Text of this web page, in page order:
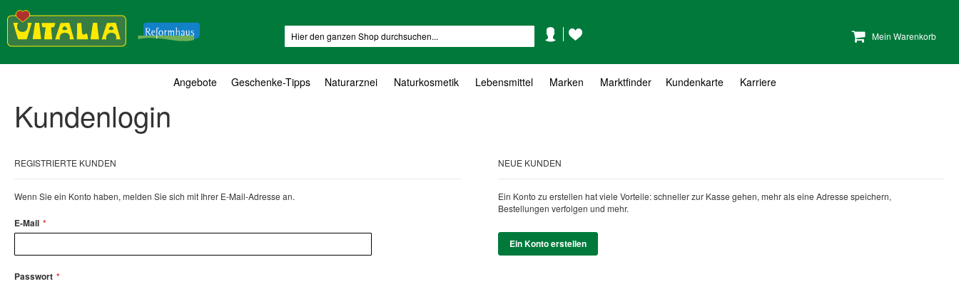
Mein Warenkorb
KontoWunschzettel
Angebote Geschenke-Tipps Naturarznei Naturkosmetik Lebensmittel Marken Marktfinder Kundenkarte Karriere
Kundenlogin
REGISTRIERTE KUNDEN
Wenn Sie ein Konto haben, melden Sie sich mit Ihrer E-Mail-Adresse an.
E-Mail
Passwort
NEUE KUNDEN
Ein Konto zu erstellen hat viele Vorteile: schneller zur Kasse gehen, mehr als eine Adresse speichern,
Bestellungen verfolgen und mehr.
Ein Konto erstellen